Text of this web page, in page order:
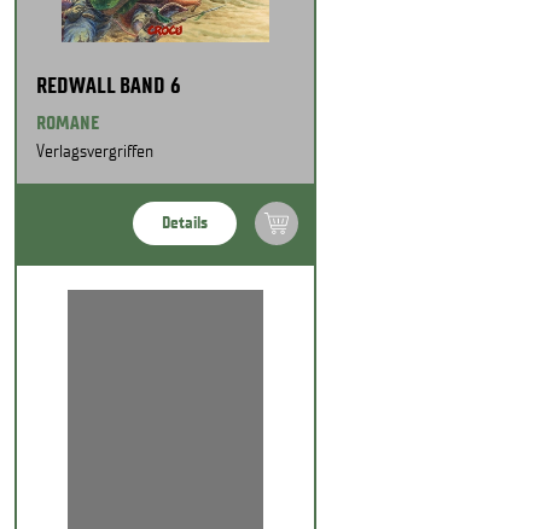
REDWALL BAND 6
ROMANE
Verlagsvergriffen
Details